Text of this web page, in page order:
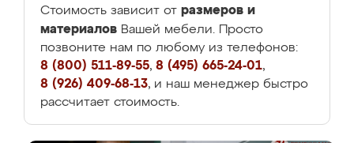
Стоимость зависит от размеров и
материалов Вашей мебели. Просто
позвоните нам по любому из телефонов:
8 (800) 511-89-55, 8 (495) 665-24-01,
8 (926) 409-68-13, и наш менеджер быстро
рассчитает стоимость.